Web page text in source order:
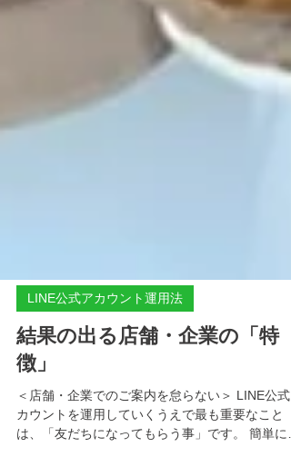
LINE公式アカウント運用法
結果の出る店舗・企業の「特
徴」
＜店舗・企業でのご案内を怠らない＞ LINE公式